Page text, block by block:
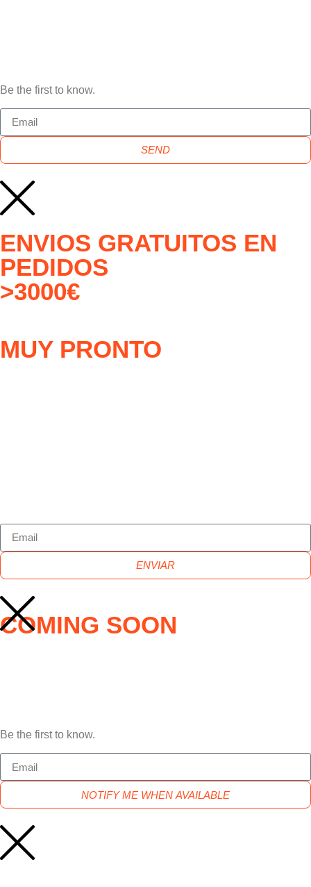
Be the first to know.
SEND
ENVIOS GRATUITOS EN
PEDIDOS
>3000€
MUY PRONTO
ENVIAR
COMING SOON
Be the first to know.
NOTIFY ME WHEN AVAILABLE